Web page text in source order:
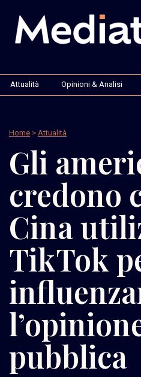
Attualità Opinioni & Analisi
Home > Attualità
Gli
credono
Cina
TikTok
pubblica